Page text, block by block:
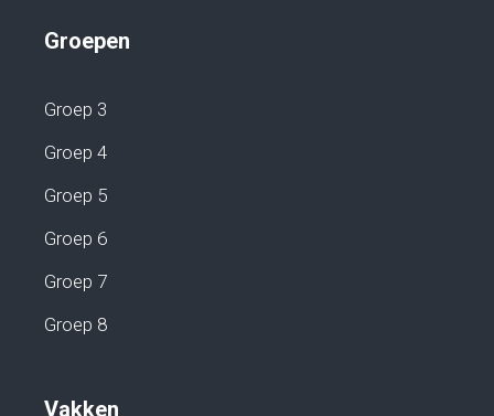
Groepen
Groep 3
Groep 4
Groep 5
Groep 6
Groep 7
Groep 8
Vakken